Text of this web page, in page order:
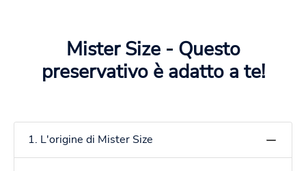
Mister Size - Questo
preservativo è adatto a te!
1. L'origine di Mister Size